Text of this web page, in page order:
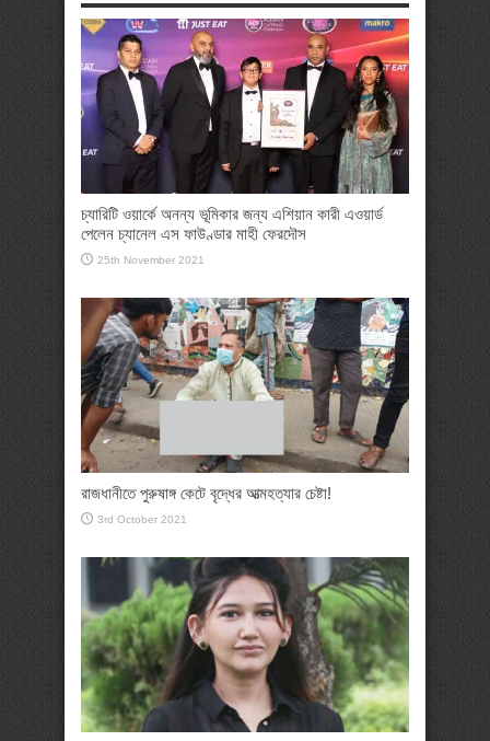
চ্যারিটি ওয়ার্কে অনন্য ভূমিকার জন্য এশিয়ান কারী এওয়ার্ড
পেলেন চ্যানেল এস ফাউণ্ডার মাহী ফেরদৌস
25th November 2021
রাজধানীতে পুরুষাঙ্গ কেটে বৃদ্ধের আত্মহত্যার চেষ্টা!
3rd October 2021